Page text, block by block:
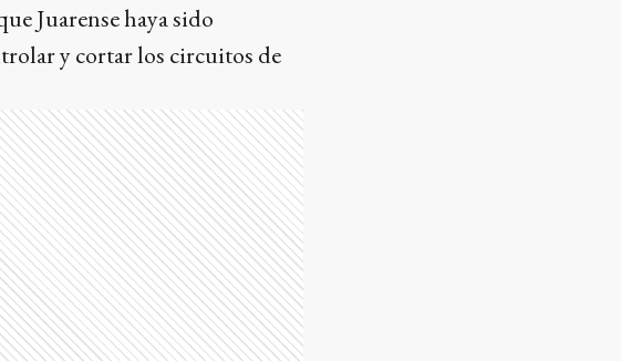
Juarense haya sido
y cortar los circuitos de